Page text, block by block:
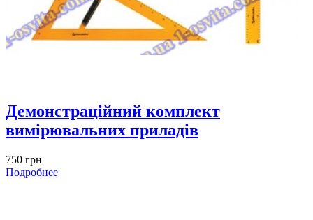
Демонстраційний комплект
вимірювальних приладів
750 грн
Подробнее